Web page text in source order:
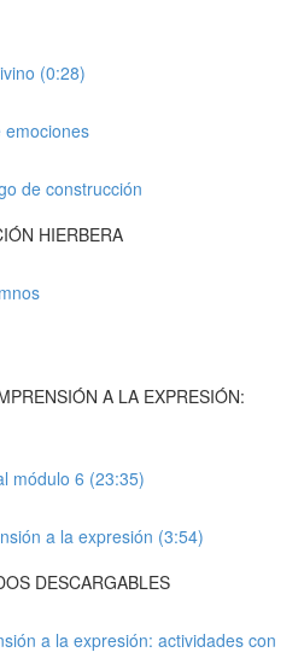
(0:28)
emociones
de construcción
HIERBERA
A LA EXPRESIÓN:
módulo 6 (23:35)
a la expresión (3:54)
DESCARGABLES
a la expresión: actividades con